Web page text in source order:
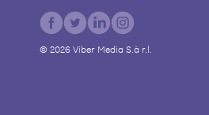
© 2026Viber Media S.à r.l.